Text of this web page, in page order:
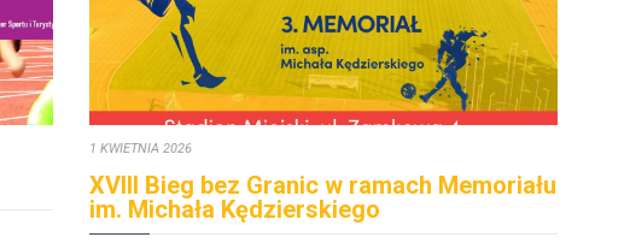
1 KWIETNIA 2026
XVIII Bieg bez Granic w ramach Memoriału
im. Michała Kędzierskiego